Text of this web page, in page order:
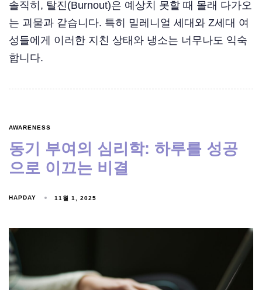
솔직히, 탈진(Burnout)은 예상치 못할 때 몰래 다가오
는 괴물과 같습니다. 특히 밀레니얼 세대와 Z세대 여
성들에게 이러한 지친 상태와 냉소는 너무나도 익숙
합니다.
AWARENESS
동기 부여의 심리학: 하루를 성공
으로 이끄는 비결
HAPDAY 11월 1, 2025